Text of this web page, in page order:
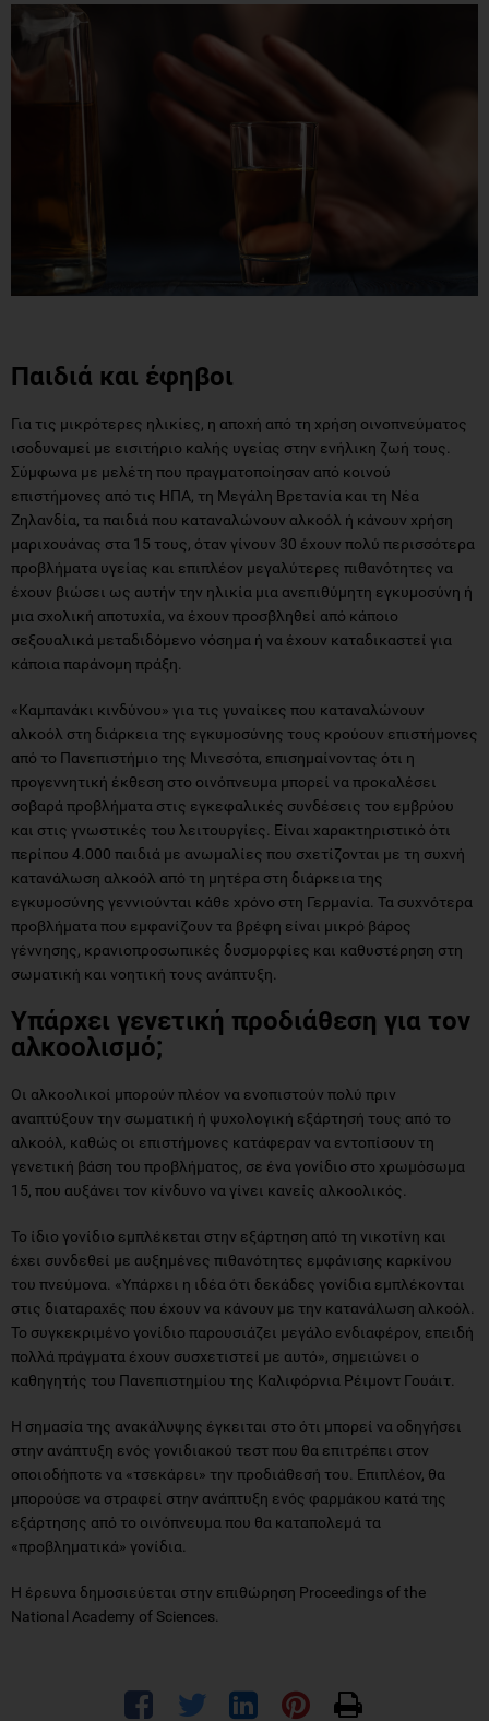
Παιδιά και έφηβοι
Για τις μικρότερες ηλικίες, η αποχή από τη χρήση οινοπνεύματος
ισοδυναμεί με εισιτήριο καλής υγείας στην ενήλικη ζωή τους.
Σύμφωνα με μελέτη που πραγματοποίησαν από κοινού
επιστήμονες από τις ΗΠΑ, τη Μεγάλη Βρετανία και τη Νέα
Ζηλανδία, τα παιδιά που καταναλώνουν αλκοόλ ή κάνουν χρήση
μαριχουάνας στα 15 τους, όταν γίνουν 30 έχουν πολύ περισσότερα
προβλήματα υγείας και επιπλέον μεγαλύτερες πιθανότητες να
έχουν βιώσει ως αυτήν την ηλικία μια ανεπιθύμητη εγκυμοσύνη ή
μια σχολική αποτυχία, να έχουν προσβληθεί από κάποιο
σεξουαλικά μεταδιδόμενο νόσημα ή να έχουν καταδικαστεί για
κάποια παράνομη πράξη.
«Καμπανάκι κινδύνου» για τις γυναίκες που καταναλώνουν
αλκοόλ στη διάρκεια της εγκυμοσύνης τους κρούουν επιστήμονες
από το Πανεπιστήμιο της Μινεσότα, επισημαίνοντας ότι η
προγεννητική έκθεση στο οινόπνευμα μπορεί να προκαλέσει
σοβαρά προβλήματα στις εγκεφαλικές συνδέσεις του εμβρύου
και στις γνωστικές του λειτουργίες. Είναι χαρακτηριστικό ότι
περίπου 4.000 παιδιά με ανωμαλίες που σχετίζονται με τη συχνή
κατανάλωση αλκοόλ από τη μητέρα στη διάρκεια της
εγκυμοσύνης γεννιούνται κάθε χρόνο στη Γερμανία. Τα συχνότερα
προβλήματα που εμφανίζουν τα βρέφη είναι μικρό βάρος
γέννησης, κρανιοπροσωπικές δυσμορφίες και καθυστέρηση στη
σωματική και νοητική τους ανάπτυξη.
Υπάρχει γενετική προδιάθεση για τον
αλκοολισμό;
Οι αλκοολικοί μπορούν πλέον να ενοπιστούν πολύ πριν
αναπτύξουν την σωματική ή ψυχολογική εξάρτησή τους από το
αλκοόλ, καθώς οι επιστήμονες κατάφεραν να εντοπίσουν τη
γενετική βάση του προβλήματος, σε ένα γονίδιο στο χρωμόσωμα
15, που αυξάνει τον κίνδυνο να γίνει κανείς αλκοολικός.
Το ίδιο γονίδιο εμπλέκεται στην εξάρτηση από τη νικοτίνη και
έχει συνδεθεί με αυξημένες πιθανότητες εμφάνισης καρκίνου
του πνεύμονα. «Υπάρχει η ιδέα ότι δεκάδες γονίδια εμπλέκονται
στις διαταραχές που έχουν να κάνουν με την κατανάλωση αλκοόλ.
Το συγκεκριμένο γονίδιο παρουσιάζει μεγάλο ενδιαφέρον, επειδή
πολλά πράγματα έχουν συσχετιστεί με αυτό», σημειώνει ο
καθηγητής του Πανεπιστημίου της Καλιφόρνια Ρέιμοντ Γουάιτ.
Η σημασία της ανακάλυψης έγκειται στο ότι μπορεί να οδηγήσει
στην ανάπτυξη ενός γονιδιακού τεστ που θα επιτρέπει στον
οποιοδήποτε να «τσεκάρει» την προδιάθεσή του. Επιπλέον, θα
μπορούσε να στραφεί στην ανάπτυξη ενός φαρμάκου κατά της
εξάρτησης από το οινόπνευμα που θα καταπολεμά τα
«προβληματικά» γονίδια.
Η έρευνα δημοσιεύεται στην επιθώρηση Proceedings of the
National Academy of Sciences.